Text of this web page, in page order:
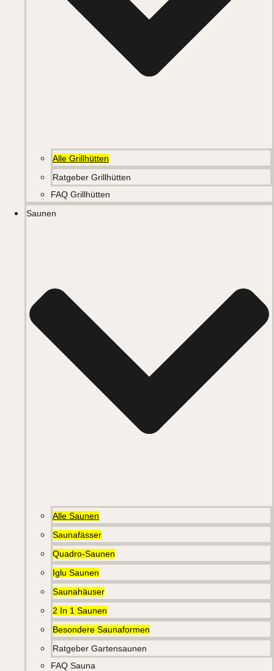
Alle Grillhütten
Ratgeber Grillhütten
FAQ Grillhütten
Saunen
Alle Saunen
Saunafässer
Quadro-Saunen
Iglu Saunen
Saunahäuser
2 In 1 Saunen
Besondere Saunaformen
Ratgeber Gartensaunen
FAQ Sauna